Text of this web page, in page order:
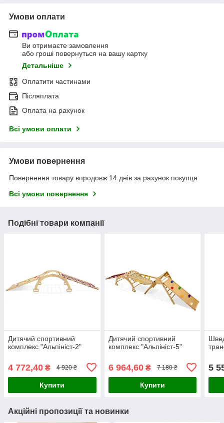
Умови оплати
Ви отримаєте замовлення
або гроші повернуться на вашу картку
Детальніше
Оплатити частинами
Післяплата
Оплата на рахунок
Всі умови оплати
Умови повернення
Повернення товару впродовж 14 днів за рахунок покупця
Всі умови повернення
Подібні товари компанії
Дитячий спортивний
комплекс "Альпініст-2"
4 772,40 ₴ 4 920 ₴
Купити
Дитячий спортивний
комплекс "Альпініст-5"
6 964,60₴ 7 180 ₴
Купити
5
Акційні пропозиції та новинки